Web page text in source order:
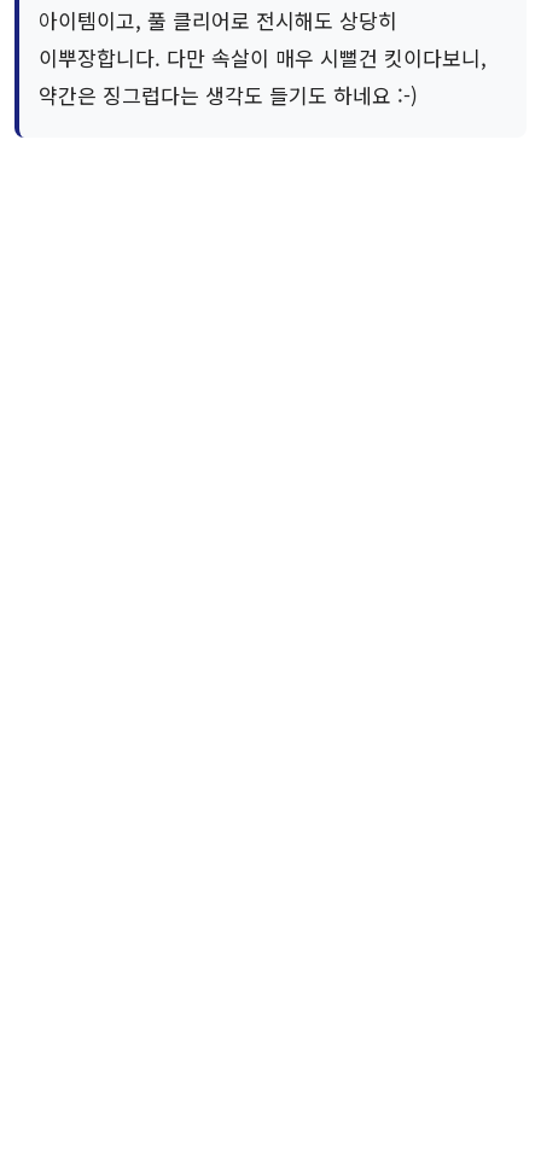
아이템이고, 풀 클리어로 전시해도 상당히
이뿌장합니다. 다만 속살이 매우 시뻘건 킷이다보니,
약간은 징그럽다는 생각도 들기도 하네요 :-)